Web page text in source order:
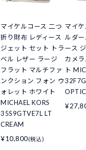
マイケルコース 二つ
折り財布 レディース
ジェット セット トラ
ベル レザー ラージ
フラット マルチファ
ンクション フォン ウ
ォレット ホワイト
MICHAEL KORS
35S9GTVE7L LT
CREAM
¥10,800(税込)
マイ
ルダ
ース
カメ
ト